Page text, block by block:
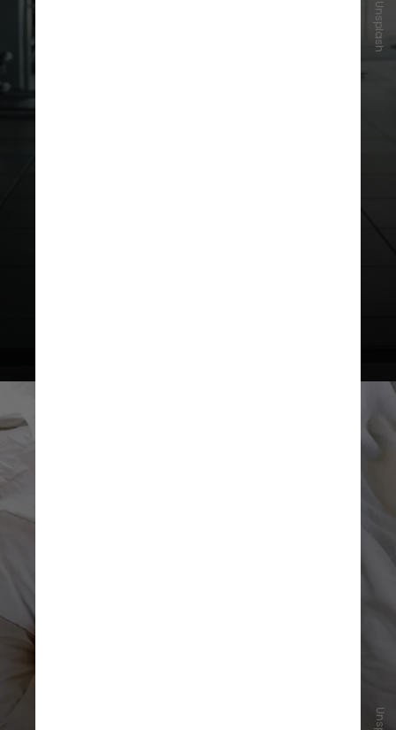
Unsplash